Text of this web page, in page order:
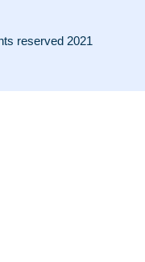
reserved 2021